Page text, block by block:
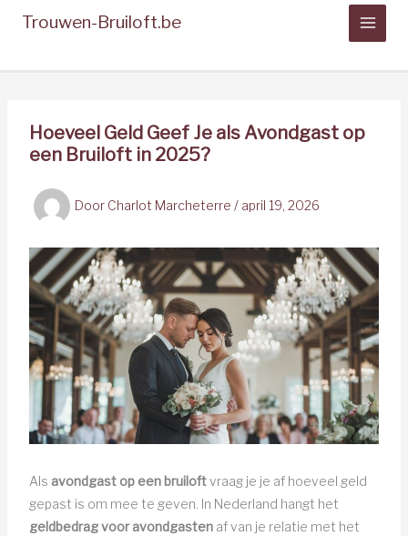
Trouwen-Bruiloft.be
Hoeveel Geld Geef Je als Avondgast op
een Bruiloft in 2025?
Door Charlot Marcheterre / april 19, 2026
Als avondgast op een bruiloftvraag je je af hoeveel geld
gepast is om mee te geven. In Nederland hangt het
geldbedrag voor avondgastenaf van je relatie met het